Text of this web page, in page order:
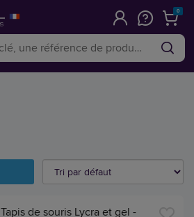
0
Tapis de souris Lycra et gel -